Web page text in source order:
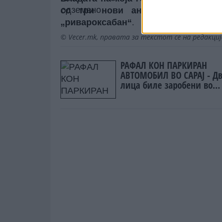
со три нови антикоагулантни
„ривароксабан“.
© Vecer.mk, правата за текстот се на
РАФАЛ КОН ПАРКИРАН
АВТОМОБИЛ ВО САРАЈ -
лица биле заробени во
возилото